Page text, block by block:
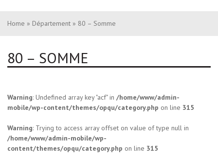
Home » Département » 80 – Somme
80 – SOMME
Warning: Undefined array key "acf" in /home/www/admin-
mobile/wp-content/themes/opqu/category.php on line 315
Warning: Trying to access array offset on value of type null in
/home/www/admin-mobile/wp-
content/themes/opqu/category.php on line 315